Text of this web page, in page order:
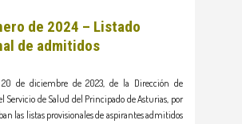
de 2024 – Listado
de admitidos
20 de diciembre de 2023, de la Dirección de
Servicio de Salud del Principado de Asturias, por
las listas provisionales de aspirantes admitidos